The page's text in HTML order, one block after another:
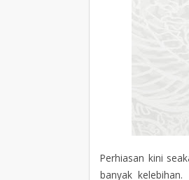
Perhiasan kini
banyak